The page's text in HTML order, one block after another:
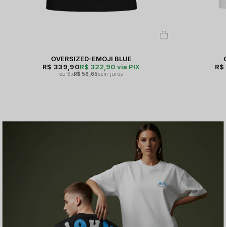
OVERSIZED-EMOJI BLUE
R$ 322,90 via PIX
R$ 339,90
6xR$ 56,65sem juros